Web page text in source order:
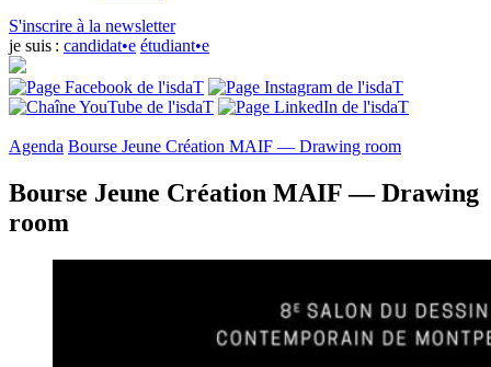
S'inscrire à la newsletter
je suis : candidat•e étudiant•e
Agenda Bourse Jeune Création MAIF — Drawing room
Bourse Jeune Création MAIF — Drawing
room